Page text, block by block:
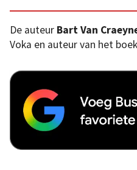
De auteur Bart Van
Voka en auteur van het boek